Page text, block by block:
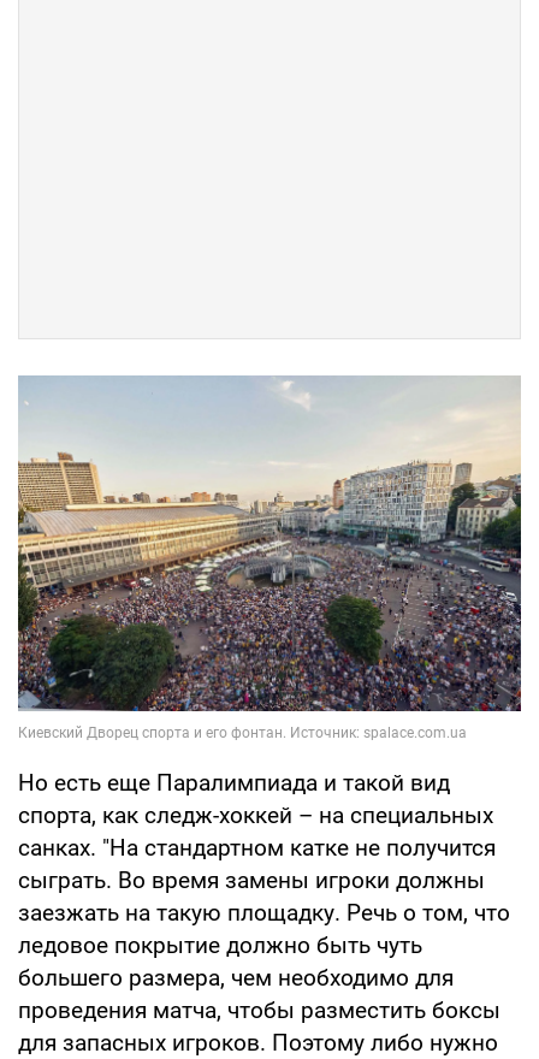
Но есть еще Паралимпиада и такой вид
спорта, как следж-хоккей – на специальных
санках. "На стандартном катке не получится
сыграть. Во время замены игроки должны
заезжать на такую площадку. Речь о том, что
ледовое покрытие должно быть чуть
большего размера, чем необходимо для
проведения матча, чтобы разместить боксы
для запасных игроков. Поэтому либо нужно